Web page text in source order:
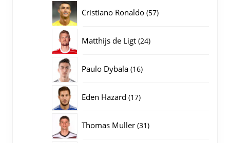
Cristiano Ronaldo 5757
Matthijs de Ligt 2424
Paulo Dybala 1616
Eden Hazard 1717
Thomas Muller 3131